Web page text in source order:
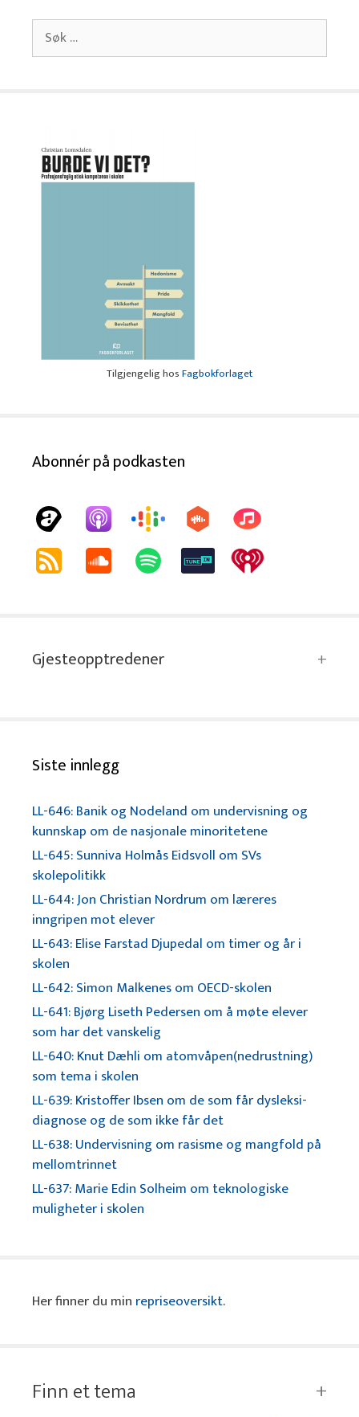
Søk
etter:
Tilgjengelig hosFagbokforlaget
Abonnér på podkasten
Gjesteopptredener
Siste innlegg
LL-646: Banik og Nodeland om undervisning og
kunnskap om de nasjonale minoritetene
LL-645: Sunniva Holmås Eidsvoll om SVs
skolepolitikk
LL-644: Jon Christian Nordrum om læreres
inngripen mot elever
LL-643: Elise Farstad Djupedal om timer og år i
skolen
LL-642: Simon Malkenes om OECD-skolen
LL-641: Bjørg Liseth Pedersen om å møte elever
som har det vanskelig
LL-640: Knut Dæhli om atomvåpen(nedrustning)
som tema i skolen
LL-639: Kristoffer Ibsen om de som får dysleksi-
diagnose og de som ikke får det
LL-638: Undervisning om rasisme og mangfold på
mellomtrinnet
LL-637: Marie Edin Solheim om teknologiske
muligheter i skolen
Her finner du min repriseoversikt.
Finn et tema